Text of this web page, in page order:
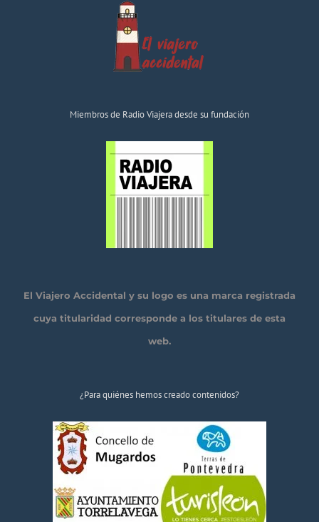
Miembros de Radio Viajera desde su fundación
El Viajero Accidental y su logo es una marca registrada
cuya titularidad corresponde a los titulares de esta
web.
¿Para quiénes hemos creado contenidos?